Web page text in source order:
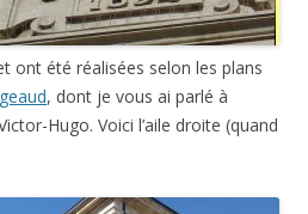
ont été réalisées selon les plans
, dont je vous ai parlé à
Hugo. Voici l’aile droite (quand